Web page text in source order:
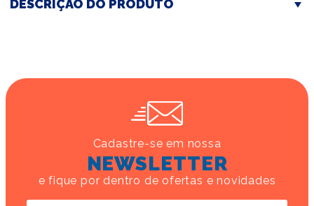
DESCRIÇÃO DO PRODUTO
Cadastre-se em nossa
NEWSLETTER
e fique por dentro de ofertas e novidades